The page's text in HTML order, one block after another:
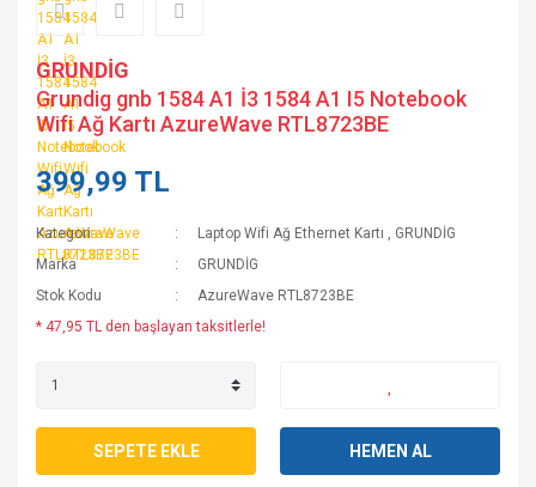
GRUNDİG
Grundig gnb 1584 A1 İ3 1584 A1 I5 Notebook
Wifi Ağ Kartı AzureWave RTL8723BE
399,99 TL
Kategori Laptop Wifi Ağ Ethernet Kartı , GRUNDİG
Marka
GRUNDİG
Stok Kodu
AzureWave RTL8723BE
* 47,95 TL den başlayan taksitlerle!
SEPETE EKLE HEMEN AL